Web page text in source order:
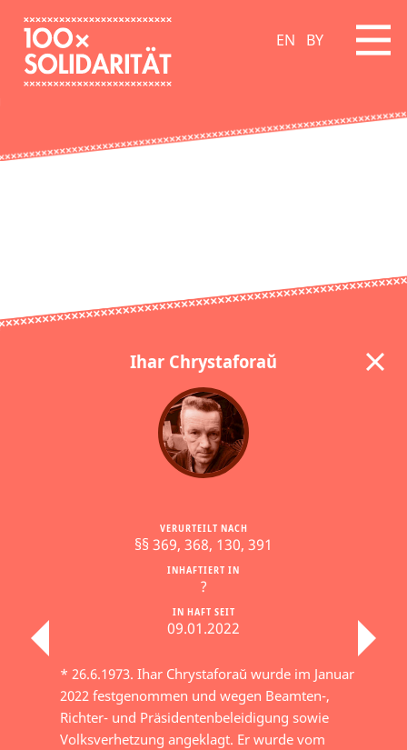
EN BY
Ihar Chrystaforaŭ
IN HAFT SEIT
09.01.2022
INHAFTIERT IN
?
VERURTEILT NACH
§§ 369, 368, 130, 391
* 26.6.1973. Ihar Chrystaforaŭ wurde im Januar
2022 festgenommen und wegen Beamten-,
Richter- und Präsidentenbeleidigung sowie
Volksverhetzung angeklagt. Er wurde vom